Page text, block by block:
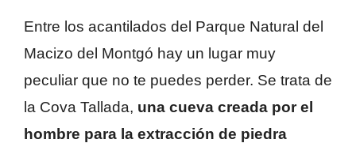
Entre los acantilados del Parque Natural del
Macizo del Montgó hay un lugar muy
peculiar que no te puedes perder. Se trata de
la Cova Tallada, una cueva creada por el
hombre para la extracción de piedra